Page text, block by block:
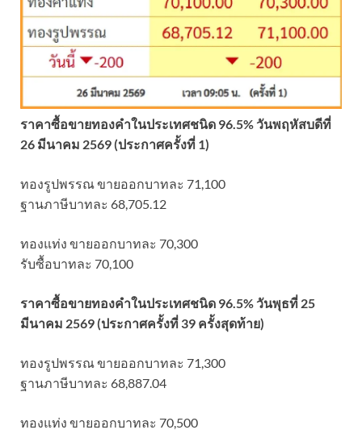
ราคาซื้อขายทองคําในประเทศชนิด 96.5% วันพฤหัสบดีที่
26 มีนาคม 2569 (ประกาศครั้งที่ 1)
ทองรูปพรรณ ขายออกบาทละ 71,100
ฐานภาษีบาทละ 68,705.12
ทองแท่ง ขายออกบาทละ 70,300
รับซื้อบาทละ 70,100
ราคาซื้อขายทองคําในประเทศชนิด 96.5% วันพุธที่ 25
มีนาคม 2569 (ประกาศครั้งที่ 39 ครั้งสุดท้าย)
ทองรูปพรรณ ขายออกบาทละ 71,300
ฐานภาษีบาทละ 68,887.04
ทองแท่ง ขายออกบาทละ 70,500